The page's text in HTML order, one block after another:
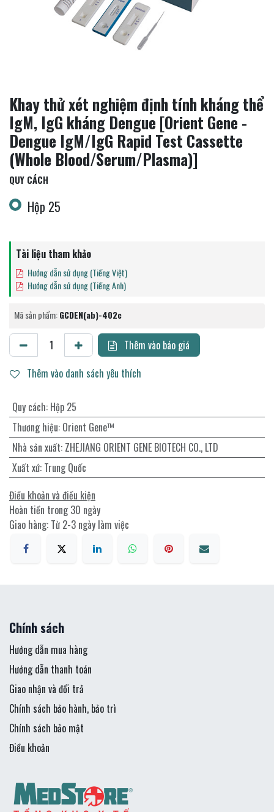
Khay thử xét nghiệm định tính kháng thể
IgM, IgG kháng Dengue [Orient Gene -
Dengue IgM/IgG Rapid Test Cassette
(Whole Blood/Serum/Plasma)]
QUY CÁCH
Hộp 25
Tài liệu tham khảo
Hướng dẫn sử dụng (Tiếng Việt)
Hướng dẫn sử dụng (Tiếng Anh)
Mã sản phẩm:GCDEN(ab)-402c
Thêm vào báo giá
Thêm vào danh sách yêu thích
Quy cách: Hộp 25
Thương hiệu: Orient Gene™
Nhà sản xuất: ZHEJIANG ORIENT GENE BIOTECH CO., LTD
Xuất xứ: Trung Quốc
Điều khoản và điều kiện
Hoàn tiền trong 30 ngày
Giao hàng: Từ 2-3 ngày làm việc
Chính sách
Hướng dẫn mua hàng
Hướng dẫn thanh toán
Giao nhận và đổi trả
Chính sách bảo hành, bảo trì
Chính sách bảo mật
Điều khoản